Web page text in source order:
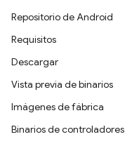
Repositorio de Android
Requisitos
Descargar
Vista previa de binarios
Imágenes de fábrica
Binarios de controladores